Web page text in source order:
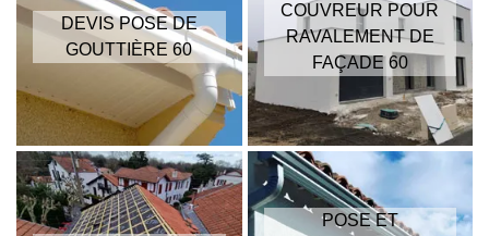
DEVIS POSE DE
GOUTTIÈRE 60
COUVREUR POUR
RAVALEMENT DE
FAÇADE 60
POSE ET